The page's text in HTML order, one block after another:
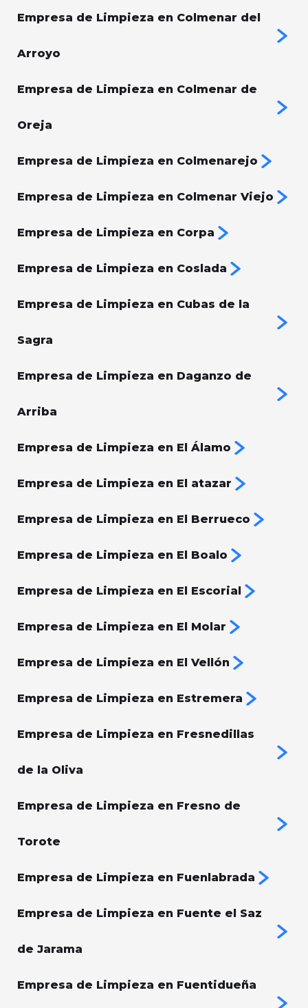
Empresa de Limpieza en Colmenar del
Arroyo
Empresa de Limpieza en Colmenar de
Oreja
Empresa de Limpieza en Colmenarejo
Empresa de Limpieza en Colmenar Viejo
Empresa de Limpieza en Corpa
Empresa de Limpieza en Coslada
Empresa de Limpieza en Cubas de la
Sagra
Empresa de Limpieza en Daganzo de
Arriba
Empresa de Limpieza en El Álamo
Empresa de Limpieza en El atazar
Empresa de Limpieza en El Berrueco
Empresa de Limpieza en El Boalo
Empresa de Limpieza en El Escorial
Empresa de Limpieza en El Molar
Empresa de Limpieza en El Vellón
Empresa de Limpieza en Estremera
Empresa de Limpieza en Fresnedillas
de la Oliva
Empresa de Limpieza en Fresno de
Torote
Empresa de Limpieza en Fuenlabrada
Empresa de Limpieza en Fuente el Saz
de Jarama
Empresa de Limpieza en Fuentidueña